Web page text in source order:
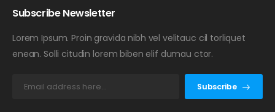
Subscribe Newsletter
Lorem Ipsum. Proin gravida nibh vel velitauc cil torliquet
enean. Solli citudin lorem biben elif dumau ctor.
Subscribe